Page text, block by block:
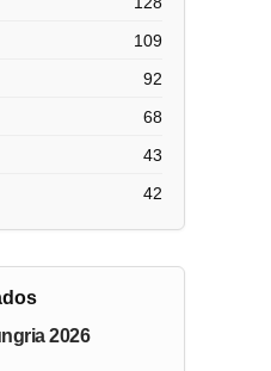
109
92
68
43
42
2026